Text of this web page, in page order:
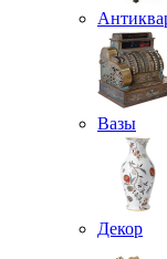
Вазы
Декор